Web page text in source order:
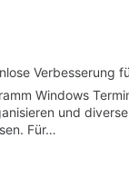
Verbesserung
Windows
und
Für…